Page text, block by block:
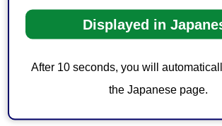
Displayed in
After 10 seconds, you will
the Japanese page.
第10回監査委員定例協議会（令和5年1
第9回監査委員定例協議会（令和5年1